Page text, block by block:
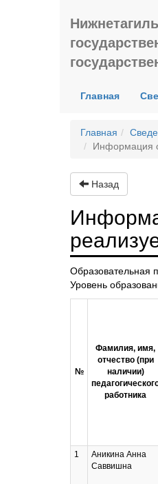
Главная(current)
Главная
Информация
Назад
Образовательная
Уровень
№
Фамилия, имя,
отчество (при
наличии)
работника
1
Аникина Анна
Саввишна